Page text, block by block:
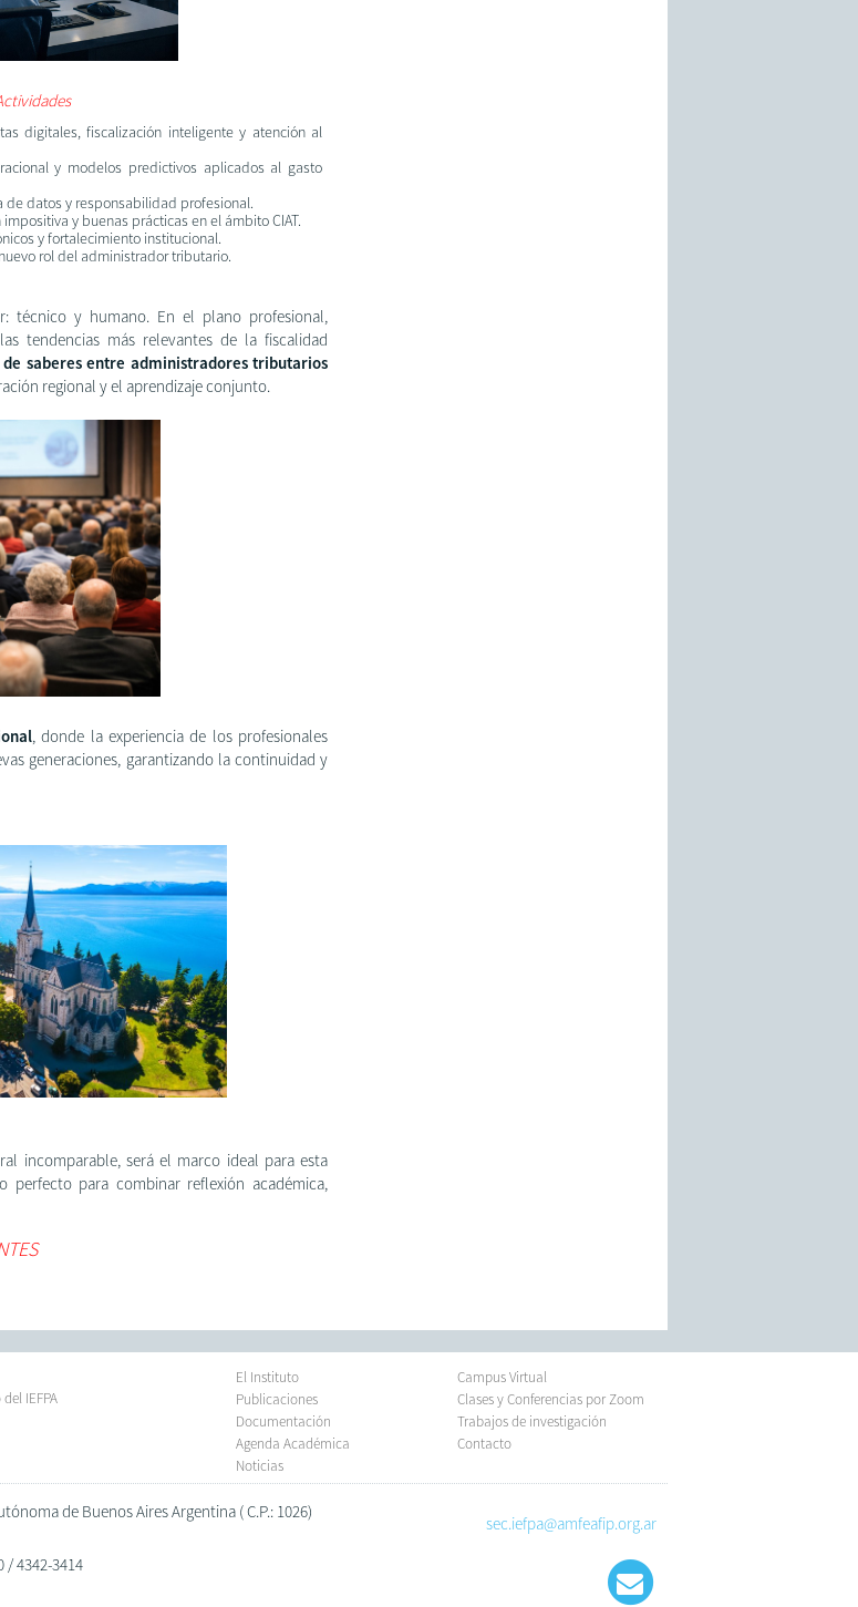
digitales, fiscalización inteligente y atención al
y modelos predictivos aplicados al gasto
de datos y responsabilidad profesional.
y buenas prácticas en el ámbito CIAT.
y fortalecimiento institucional.
rol del administrador tributario.
técnico y humano. En el plano profesional,
tendencias más relevantes de la fiscalidad
saberes entre administradores tributarios
regional y el aprendizaje conjunto.
, donde la experiencia de los profesionales
generaciones, garantizando la continuidad y
incomparable, será el marco ideal para esta
para combinar reflexión académica,
IEFPA
El Instituto
Publicaciones
Documentación
Agenda Académica
Noticias
Campus Virtual
Clases y Conferencias por Zoom
Trabajos de investigación
Contacto
de Buenos Aires Argentina ( C.P.: 1026)
/ 4342-3414
sec.iefpa@amfeafip.org.ar